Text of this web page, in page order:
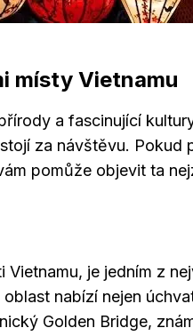
místy Vietnamu
a fascinující
za návštěvu. Pokud
pomůže objevit ta
Vietnamu, je jedním z
nabízí nejen
Golden Bridge,